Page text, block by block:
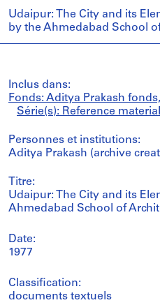
Udaipur: The City and its
by the Ahmedabad School
Inclus dans:
Fonds: Aditya Prakash
Série(s): Reference
Personnes et institutions:
Aditya Prakash (archive
Titre:
Udaipur: The City and its
Ahmedabad School of
Date:
1977
Classification:
documents textuels